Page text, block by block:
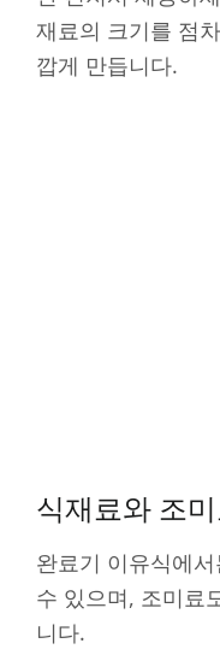
재료의 크기를 점
깝게 만듭니다.
식재료와 조
완료기 이유식에
수 있으며, 조미료
니다.